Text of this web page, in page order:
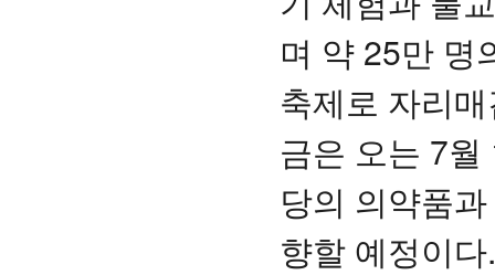
며 약 25만 명
축제로 자리
금은 오는 7
당의 의약품
향할 예정이다.